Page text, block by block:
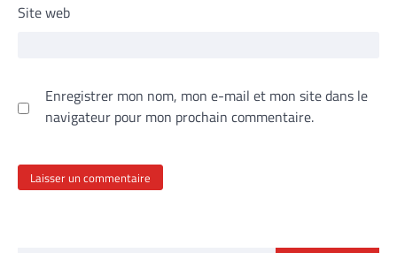
Site web
Enregistrer mon nom, mon e-mail et mon site dans le
navigateur pour mon prochain commentaire.